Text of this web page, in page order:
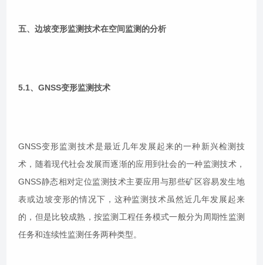
五、边坡变形监测技术在空间监测的分析
5.1、GNSS变形监测技术
GNSS变形监测技术是最近几年发展起来的一种新兴检测技
术，随着现代社会发展而逐渐的应用到社会的一种监测技术，
GNSS静态相对定位监测技术主要应用与那些矿区容易发生地
表或边坡变形的情况下，这种监测技术虽然近几年发展起来
的，但是比较成熟，按监测工程任务模式一般分为周期性监测
任务和连续性监测任务两种类型。